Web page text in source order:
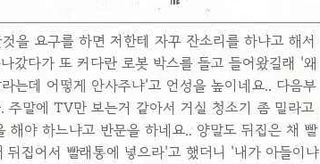
을 요구를 하면 저한테 자꾸 잔소리를 하냐고 해서
갔다가 또 커다란 로봇 박스를 들고 들어왔길래 '왜
는데 어떻게 안사주냐'고 언성을 높이네요.. 다음부
주말에 TV만 보는거 같아서 거실 청소기 좀 밀라고
해야 하느냐고 반문을 하네요.. 양말도 뒤집은 채 빨
집어서 빨래통에 넣으라'고 했더니 '내가 아들이냐